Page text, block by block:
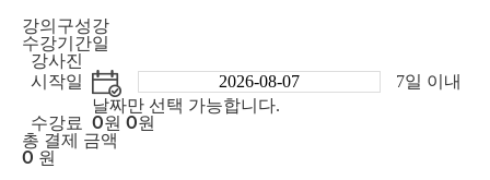
강의구성강
수강기간일
강사진
시작일
7일 이내
날짜만 선택 가능합니다.
수강료 0원 0원
총 결제 금액
0 원